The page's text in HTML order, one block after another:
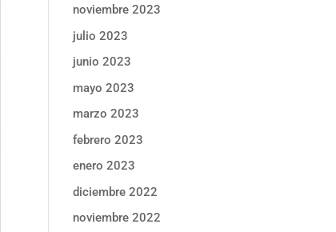
noviembre 2023
julio 2023
junio 2023
mayo 2023
marzo 2023
febrero 2023
enero 2023
diciembre 2022
noviembre 2022